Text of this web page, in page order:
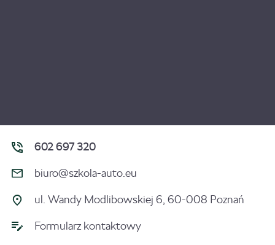
602 697 320
biuro@szkola-auto.eu
ul. Wandy Modlibowskiej 6, 60-008 Poznań
Formularz kontaktowy